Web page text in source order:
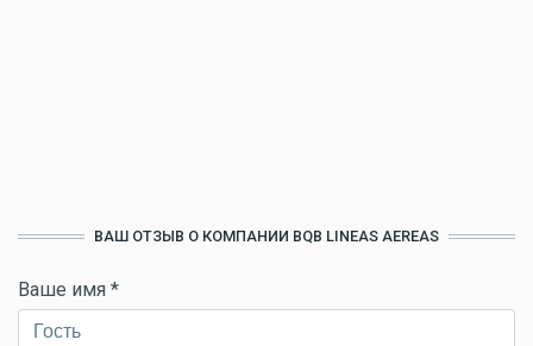
ВАШ ОТЗЫВ О КОМПАНИИ BQB LINEAS AEREAS
Ваше имя *